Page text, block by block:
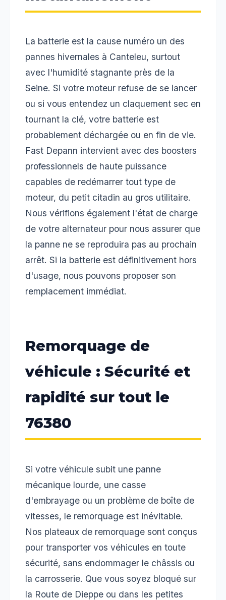
La batterie est la cause numéro un des
pannes hivernales à Canteleu, surtout
avec l'humidité stagnante près de la
Seine. Si votre moteur refuse de se lancer
ou si vous entendez un claquement sec en
tournant la clé, votre batterie est
probablement déchargée ou en fin de vie.
Fast Depann intervient avec des boosters
professionnels de haute puissance
capables de redémarrer tout type de
moteur, du petit citadin au gros utilitaire.
Nous vérifions également l'état de charge
de votre alternateur pour nous assurer que
la panne ne se reproduira pas au prochain
arrêt. Si la batterie est définitivement hors
d'usage, nous pouvons proposer son
remplacement immédiat.
Remorquage de
véhicule : Sécurité et
rapidité sur tout le
76380
Si votre véhicule subit une panne
mécanique lourde, une casse
d'embrayage ou un problème de boîte de
vitesses, le remorquage est inévitable.
Nos plateaux de remorquage sont conçus
pour transporter vos véhicules en toute
sécurité, sans endommager le châssis ou
la carrosserie. Que vous soyez bloqué sur
la Route de Dieppe ou dans les petites